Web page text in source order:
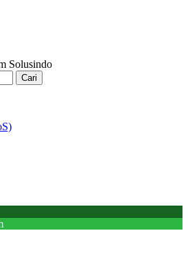
Solusindo
Cari